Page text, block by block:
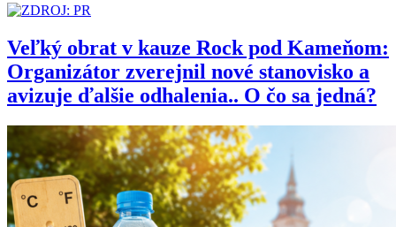
Veľký obrat v kauze Rock pod Kameňom:
Organizátor zverejnil nové stanovisko a
avizuje ďalšie odhalenia.. O čo sa jedná?